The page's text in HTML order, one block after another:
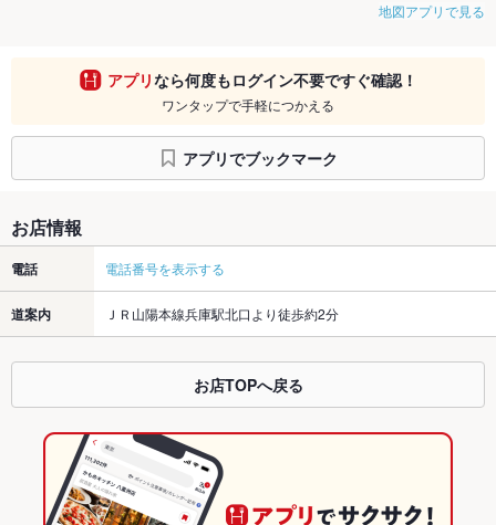
地図アプリで見る
アプリなら何度もログイン不要ですぐ確認！
ワンタップで手軽につかえる
アプリでブックマーク
お店情報
電話 電話番号を表示する
道案内 ＪＲ山陽本線兵庫駅北口より徒歩約2分
お店TOPへ戻る